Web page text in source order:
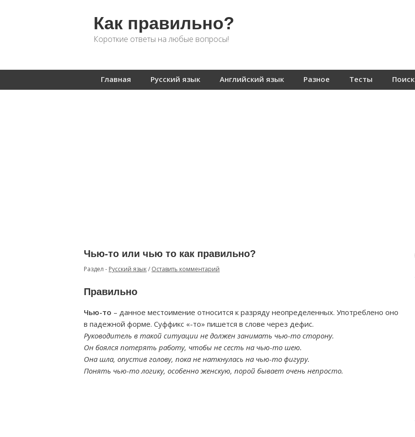
Как правильно?
Короткие ответы на любые вопросы!
Главная Русский язык Английский язык Разное Тесты Поиск
Чью-то или чью то как правильно?
Раздел - Русский язык/ Оставить комментарий
Правильно
Чью-то – данное местоимение относится к разряду неопределенных. Употреблено оно
в падежной форме. Суффикс «-то» пишется в слове через дефис.
Руководитель в такой ситуации не должен занимать чью-то сторону.
Он боялся потерять работу, чтобы не сесть на чью-то шею.
Она шла, опустив голову, пока не наткнулась на чью-то фигуру.
Понять чью-то логику, особенно женскую, порой бывает очень непросто.